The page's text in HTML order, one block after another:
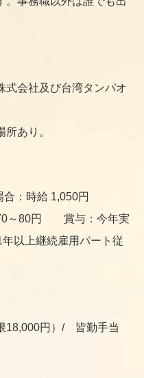
式会社及び台湾タンパオ
あり。
：時給 1,050円
～80円 賞与：今年実
以上継続雇用パート従
18,000円）/ 皆勤手当